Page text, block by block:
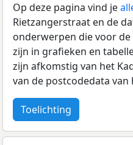
Op deze pagina vind je
Rietzangerstraat en de
onderwerpen die voor
zijn in grafieken en
zijn afkomstig van het
van de postcodedata van
Toelichting